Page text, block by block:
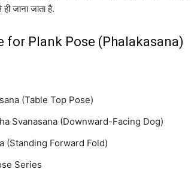
जाना जाता है.
for Plank Pose (Phalakasana)
(Table Top Pose)
Svanasana (Downward-Facing Dog)
(Standing Forward Fold)
Series